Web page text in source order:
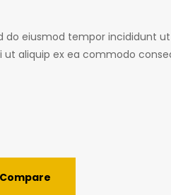
eiusmod tempor incididunt
aliquip ex ea commodo
Compare